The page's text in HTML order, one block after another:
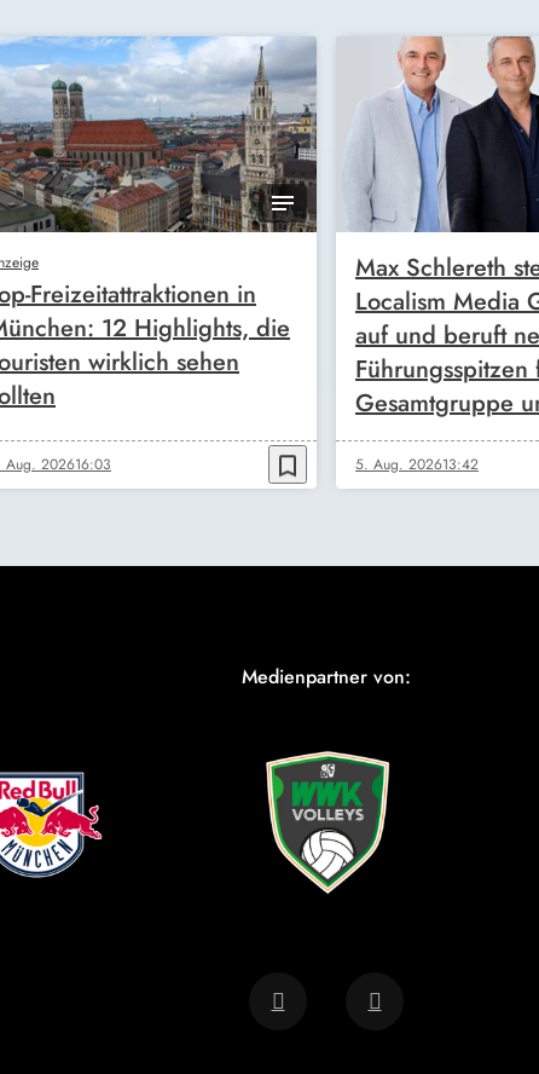
Freizeitattraktionen in
12 Highlights, die
wirklich sehen
Aug. 202616:03 bookmark_border
Max Schlereth
Localism Media
auf und beruft
Führungsspitzen
Gesamtgruppe
5. Aug. 202613:42
Medienpartner von: